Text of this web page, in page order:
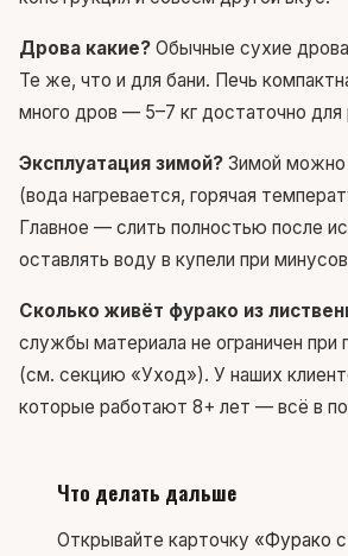
Дрова какие? Обычные сухие
Те же, что и для бани. Печь
много дров — 5–7 кг достаточно для
Эксплуатация зимой? Зимой можно
(вода нагревается, горячая
Главное — слить полностью после
оставлять воду в купели при
Сколько живёт фурако из
службы материала не ограничен при
(см. секцию «Уход»). У наших
которые работают 8+ лет — всё в
Что делать дальше
Открывайте карточку «Фурако